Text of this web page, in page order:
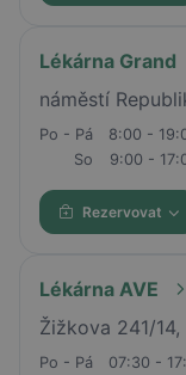
Lékárna Grand
náměstí
Po - Pá
8:00 -
So
9:00 -
Rezervovat
Lékárna AVE
Žižkova 241/
Po - Pá 07:30 -